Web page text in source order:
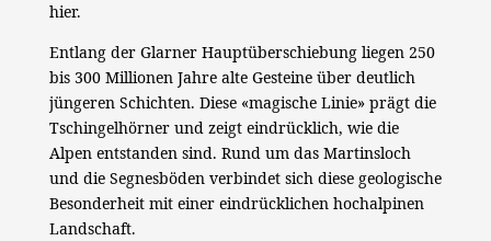
hier.
Entlang der Glarner Hauptüberschiebung liegen 250
bis 300 Millionen Jahre alte Gesteine über deutlich
jüngeren Schichten. Diese «magische Linie» prägt die
Tschingelhörner und zeigt eindrücklich, wie die
Alpen entstanden sind. Rund um das Martinsloch
und die Segnesböden verbindet sich diese geologische
Besonderheit mit einer eindrücklichen hochalpinen
Landschaft.